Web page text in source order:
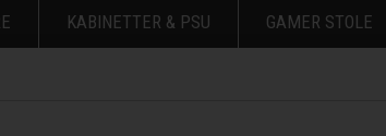
KABINETTER & PSU GAMER STOLE